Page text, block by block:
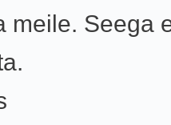
meile. Seega